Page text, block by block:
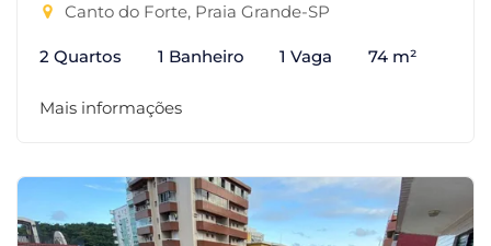
Canto do Forte, Praia Grande-SP
2 Quartos 1 Banheiro 1 Vaga 74 m²
Mais informações